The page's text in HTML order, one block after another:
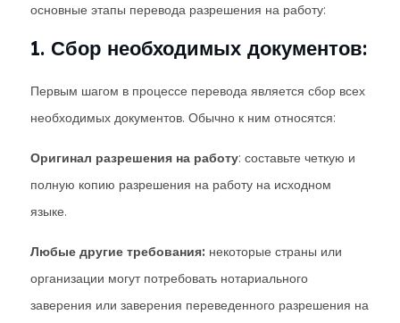
основные этапы перевода разрешения на работу:
1. Сбор необходимых документов:
Первым шагом в процессе перевода является сбор всех
необходимых документов. Обычно к ним относятся:
Оригинал разрешения на работу: составьте четкую и
полную копию разрешения на работу на исходном
языке.
Любые другие требования: некоторые страны или
организации могут потребовать нотариального
заверения или заверения переведенного разрешения на